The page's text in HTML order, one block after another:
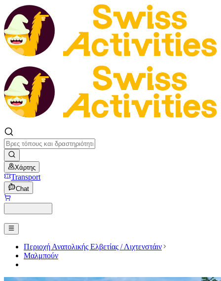
Χάρτης
Transport
Chat
Περιοχή Ανατολικής Ελβετίας / Λιχτενστάιν
Μαλμπούν